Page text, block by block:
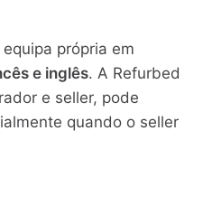
própria em
e inglês. A Refurbed
e seller, pode
quando o seller